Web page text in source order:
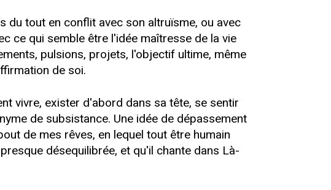
du tout en conflit avec son altruïsme, ou avec
ce qui semble être l'idée maîtresse de la vie
pulsions, projets, l'objectif ultime, même
de soi.
vivre, exister d'abord dans sa tête, se sentir
de subsistance. Une idée de dépassement
de mes rêves, en lequel tout être humain
désequilibrée, et qu'il chante dans Là-